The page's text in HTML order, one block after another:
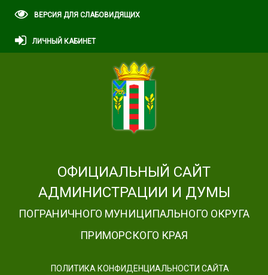
ВЕРСИЯ ДЛЯ СЛАБОВИДЯЩИХ
ЛИЧНЫЙ КАБИНЕТ
ОФИЦИАЛЬНЫЙ САЙТ
АДМИНИСТРАЦИИ И ДУМЫ
ПОГРАНИЧНОГО МУНИЦИПАЛЬНОГО ОКРУГА
ПРИМОРСКОГО КРАЯ
ПОЛИТИКА КОНФИДЕНЦИАЛЬНОСТИ САЙТА